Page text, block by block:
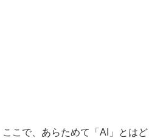
こで、あらためて「AI」とはど